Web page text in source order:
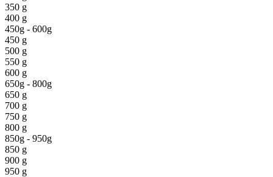
350 g
400 g
450g - 600g
450 g
500 g
550 g
600 g
650g - 800g
650 g
700 g
750 g
800 g
850g - 950g
850 g
900 g
950 g